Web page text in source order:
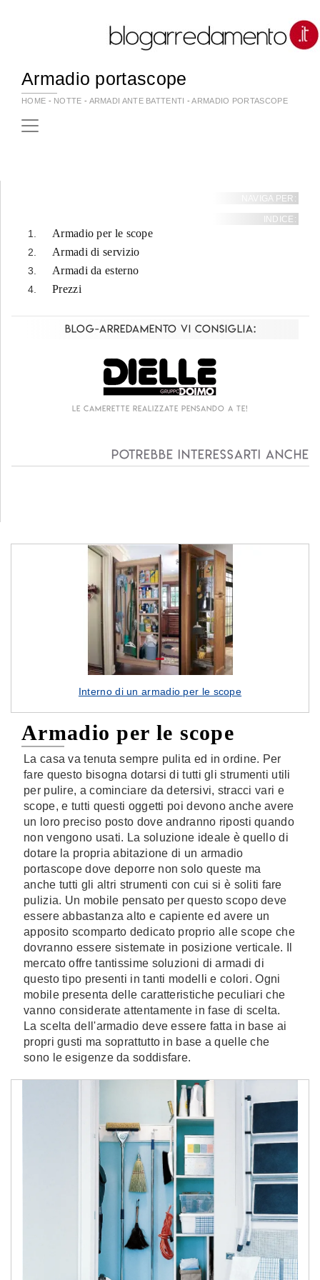
Armadio portascope
HOME - NOTTE - ARMADI ANTE BATTENTI -ARMADIO PORTASCOPE
Interno di un armadio per le scope
Armadio per le scope
La casa va tenuta sempre pulita ed in ordine. Per
fare questo bisogna dotarsi di tutti gli strumenti utili
per pulire, a cominciare da detersivi, stracci vari e
scope, e tutti questi oggetti poi devono anche avere
un loro preciso posto dove andranno riposti quando
non vengono usati. La soluzione ideale è quello di
dotare la propria abitazione di un armadio
portascope dove deporre non solo queste ma
anche tutti gli altri strumenti con cui si è soliti fare
pulizia. Un mobile pensato per questo scopo deve
essere abbastanza alto e capiente ed avere un
apposito scomparto dedicato proprio alle scope che
dovranno essere sistemate in posizione verticale. Il
mercato offre tantissime soluzioni di armadi di
questo tipo presenti in tanti modelli e colori. Ogni
mobile presenta delle caratteristiche peculiari che
vanno considerate attentamente in fase di scelta.
La scelta dell'armadio deve essere fatta in base ai
propri gusti ma soprattutto in base a quelle che
sono le esigenze da soddisfare.
NAVIGA PER:
INDICE:
Armadio per le scope
Armadi di servizio
Armadi da esterno
Prezzi
Blog-Arredamento vi consiglia:
Le camerette realizzate pensando a te!
Potrebbe interessarti anche